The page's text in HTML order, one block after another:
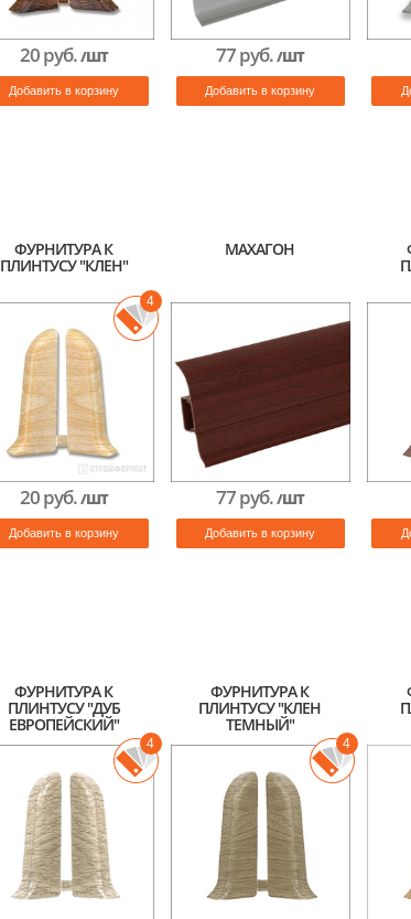
20 руб./ШТ
Добавить в корзину
77 руб./ШТ
Добавить в корзину
ФУРНИТУРА К
ПЛИНТУСУ "КЛЕН"
4
20 руб./ШТ
Добавить в корзину
МАХАГОН
77 руб./ШТ
Добавить в корзину
ФУРНИТУРА К
ПЛИНТУСУ "ДУБ
ЕВРОПЕЙСКИЙ"
4
ФУРНИТУРА К
ПЛИНТУСУ "КЛЕН
ТЕМНЫЙ"
4